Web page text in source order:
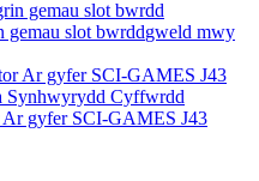
slot bwrddgweld mwy
gyfer SCI-GAMES J43